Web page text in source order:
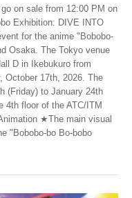
on sale from 12:00 PM on
Exhibition: DIVE INTO
for the anime "Bobobo-
Osaka. The Tokyo venue
D in Ikebukuro from
October 17th, 2026. The
(Friday) to January 24th
4th floor of the ATC/ITM
★The main visual
"Bobobo-bo Bo-bobo